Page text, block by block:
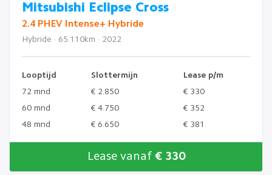
Mitsubishi Eclipse Cross
2.4 PHEV Intense+ Hybride
Hybride · 65.110km · 2022
Looptijd Slottermijn
Lease p/m
72 mnd
€ 2.850
€ 330
60 mnd
€ 4.750
€ 352
48 mnd
€ 6.650 € 381
Lease vanaf € 330